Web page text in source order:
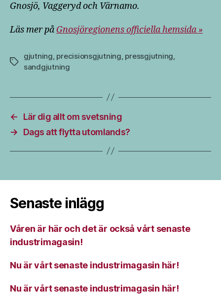
Gnosjö, Vaggeryd och Värnamo.
Läs mer på Gnosjöregionens officiella hemsida »
Etiketter
gjutning precisionsgjutning pressgjutning
sandgjutning
←
Lär dig allt om svetsning
→
Dags att flytta utomlands?
Senaste inlägg
Våren är här och det är också vårt senaste
industrimagasin!
Nu är vårt senaste industrimagasin här!
Nu är vårt senaste industrimagasin här!